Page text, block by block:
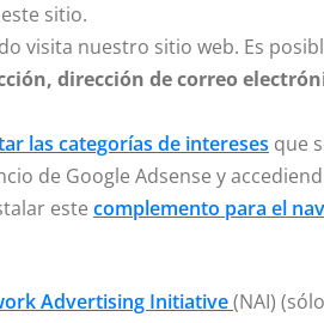
sitio.
visita nuestro sitio web. Es
dirección de correo
las categorías de intereses que
de Google Adsense y
este complemento para el
Advertising Initiative(NAI)